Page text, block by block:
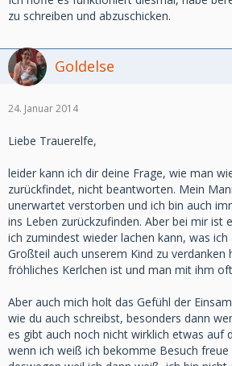
zu schreiben und abzuschicken.
Goldelse
24. Januar 2014
Liebe Trauerelfe,
leider kann ich dir deine Frage, wie man
zurückfindet, nicht beantworten. Mein
unerwartet verstorben und ich bin auch
ins Leben zurückzufinden. Aber bei mir ist
ich zumindest wieder lachen kann, was ich
Großteil auch unserem Kind zu verdanken
fröhliches Kerlchen ist und man mit ihm
Aber auch mich holt das Gefühl der
wie du auch schreibst, besonders dann
es gibt auch noch nicht wirklich etwas auf
wenn ich weiß ich bekomme Besuch